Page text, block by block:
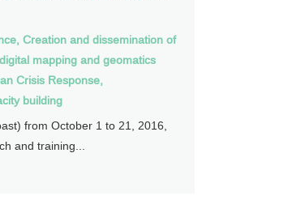
,Creation and dissemination of
mapping and geomatics
Crisis Response,
building
from October 1 to 21, 2016,
and training...